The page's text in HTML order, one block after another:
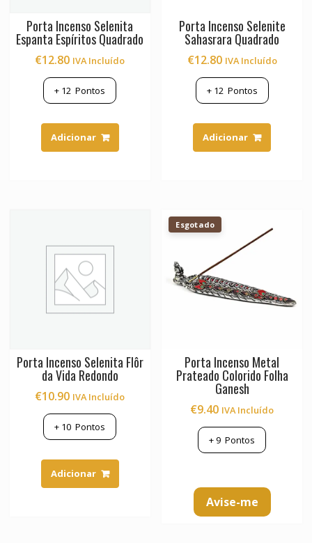
Porta Incenso Selenita
Espanta Espíritos Quadrado
€12.80 IVA Incluído
+ 12 Pontos
Adicionar
Porta Incenso Selenite
Sahasrara Quadrado
€12.80 IVA Incluído
+ 12Pontos
Adicionar
Porta Incenso Selenita Flôr
da Vida Redondo
€10.90 IVA Incluído
+ 10 Pontos
Adicionar
Esgotado
Porta Incenso Metal
Prateado Colorido Folha
Ganesh
€9.40 IVA Incluído
+9 Pontos
Avise-me